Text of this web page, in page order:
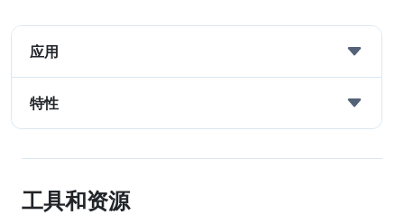
应用
特性
工具和资源